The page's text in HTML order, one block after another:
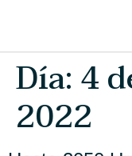
Día:4
2022